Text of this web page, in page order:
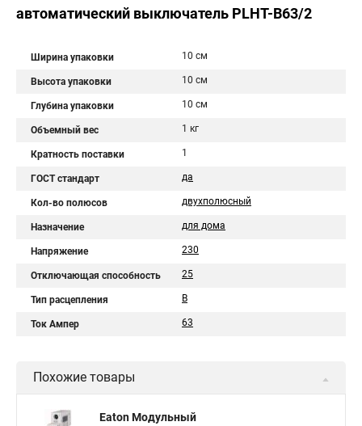
автоматический выключатель PLHT-B63/2
Ширина упаковки 10 см
Высота упаковки 10 см
Глубина упаковки 10 см
Объемный вес 1 кг
Кратность поставки 1
ГОСТ стандарт да
Кол-во полюсов двухполюсный
Назначение для дома
Напряжение 230
Отключающая способность 25
Тип расцепления B
Ток Ампер 63
Похожие товары
Eaton Модульный